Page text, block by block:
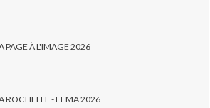
PAGE À L'IMAGE 2026
ROCHELLE - FEMA 2026